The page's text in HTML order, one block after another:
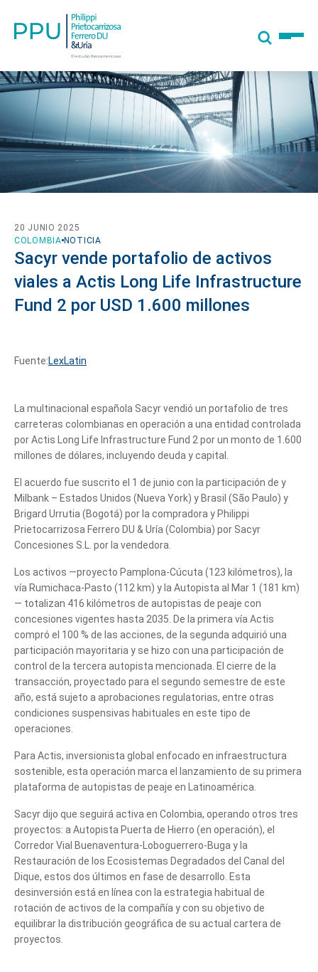
COLOMBIA NOTICIA
20 JUNIO 2025
Sacyr vende portafolio de activos
viales a Actis Long Life Infrastructure
Fund 2 por USD 1.600 millones
Fuente:LexLatin
La multinacional española Sacyr vendió un portafolio de tres
carreteras colombianas en operación a una entidad controlada
por Actis Long Life Infrastructure Fund 2 por un monto de 1.600
millones de dólares, incluyendo deuda y capital.
El acuerdo fue suscrito el 1 de junio con la participación de y
Milbank – Estados Unidos (Nueva York) y Brasil (São Paulo) y
Brigard Urrutia (Bogotá) por la compradora y Philippi
Prietocarrizosa Ferrero DU & Uría (Colombia) por Sacyr
Concesiones S.L. por la vendedora.
Los activos —proyecto Pamplona-Cúcuta (123 kilómetros), la
vía Rumichaca-Pasto (112 km) y la Autopista al Mar 1 (181 km)
— totalizan 416 kilómetros de autopistas de peaje con
concesiones vigentes hasta 2035. De la primera vía Actis
compró el 100 % de las acciones, de la segunda adquirió una
participación mayoritaria y se hizo con una participación de
control de la tercera autopista mencionada. El cierre de la
transacción, proyectado para el segundo semestre de este
año, está sujeto a aprobaciones regulatorias, entre otras
condiciones suspensivas habituales en este tipo de
operaciones.
Para Actis, inversionista global enfocado en infraestructura
sostenible, esta operación marca el lanzamiento de su primera
plataforma de autopistas de peaje en Latinoamérica.
Sacyr dijo que seguirá activa en Colombia, operando otros tres
proyectos: a Autopista Puerta de Hierro (en operación), el
Corredor Vial Buenaventura-Loboguerrero-Buga y la
Restauración de los Ecosistemas Degradados del Canal del
Dique, estos dos últimos en fase de desarrollo. Esta
desinversión está en línea con la estrategia habitual de
rotación de activos de la compañía y con su objetivo de
equilibrar la distribución geográfica de su actual cartera de
proyectos.